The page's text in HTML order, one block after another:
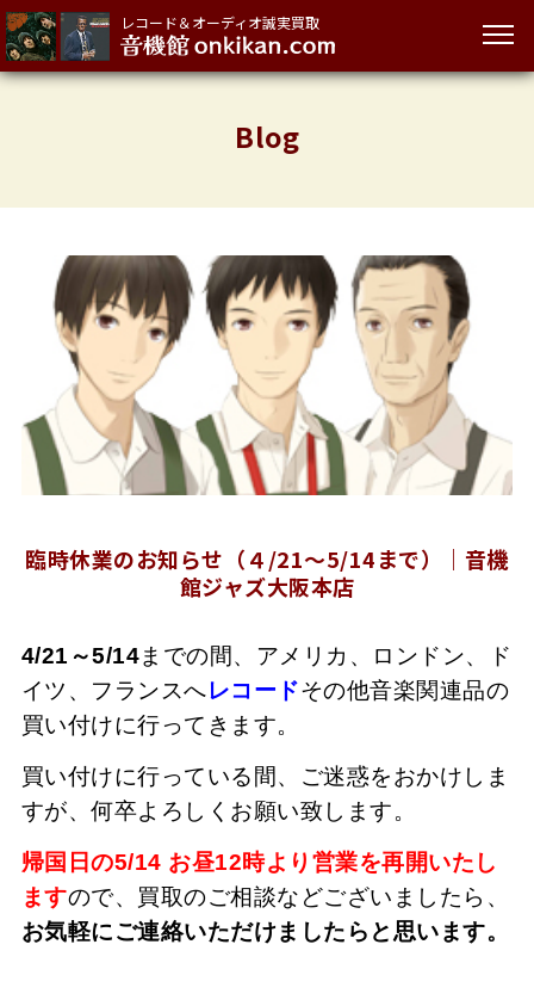
レコード＆オーディオ誠実買取
Blog
臨時休業のお知らせ（４/21～5/14まで）｜音機
館ジャズ大阪本店
4/21～5/14までの間、アメリカ、ロンドン、ド
イツ、フランスへレコードその他音楽関連品の
買い付けに行ってきます。
買い付けに行っている間、ご迷惑をおかけしま
すが、何卒よろしくお願い致します。
帰国日の5/14 お昼12時より営業を再開いたし
ますので、買取のご相談などございましたら、
お気軽にご連絡いただけましたらと思います。